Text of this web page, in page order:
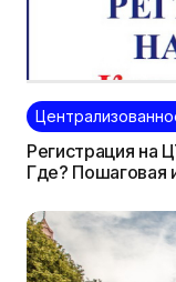
Регистрация на
Где? Пошаговая